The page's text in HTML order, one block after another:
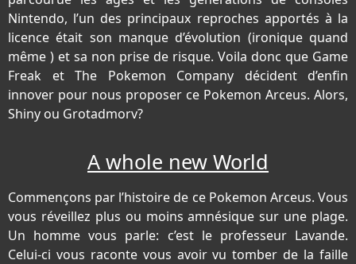
Nintendo, l’un des principaux reproches apportés à la
licence était son manque d’évolution (ironique quand
même ) et sa non prise de risque. Voila donc que Game
Freak et The Pokemon Company décident d’enfin
innover pour nous proposer ce Pokemon Arceus. Alors,
Shiny ou Grotadmorv?
A whole new World
Commençons par l’histoire de ce Pokemon Arceus. Vous
vous réveillez plus ou moins amnésique sur une plage.
Un homme vous parle: c’est le professeur Lavande.
Celui-ci vous raconte vous avoir vu tomber de la faille